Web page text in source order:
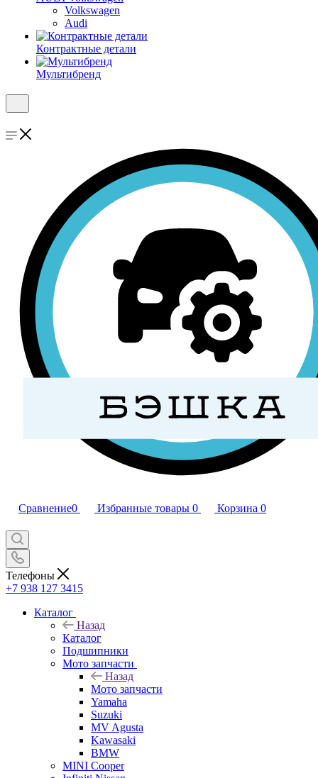
Volkswagen
Audi
Контрактные детали
Мультибренд
Сравнение0 Избранные товары 0 Корзина 0
Телефоны
+7 938 127 3415
Каталог
Назад
Каталог
Подшипники
Мото запчасти
Назад
Мото запчасти
Yamaha
Suzuki
MV Agusta
Kawasaki
BMW
MINI Cooper